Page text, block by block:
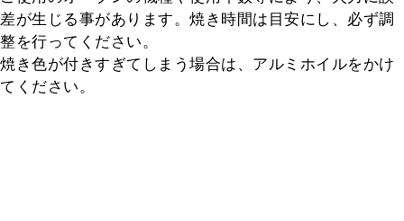
差が生じる事があります。焼き時間は目安にし、必ず調
整を行ってください。
焼き色が付きすぎてしまう場合は、アルミホイルをかけ
てください。